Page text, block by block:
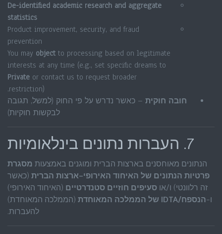
De-identified academic research and aggregate
statistics
Product improvement, security, and fraud
prevention
You may object to processing based on legitimate
interests at any time (e.g., set specific dreams to
Private or contact us to request broader
restriction).
חובה חוקית – כאשר נדרש על פי החוק (למשל, תגובה
לבקשות חוקיות)
7. העברות נתונים בינלאומיות
הנתונים מאוחסנים בארצות הברית ומוגנים באמצעות מסגרת
פרטיות הנתונים של האיחוד האירופי–ארצות הברית (כאשר
זה רלוונטי) ו/או סעיפים חוזיים סטנדרטיים (האיחוד האירופי)
ו-הנספח/IDTA של הממלכה המאוחדת
(הממלכה המאוחדת)
להעברות.